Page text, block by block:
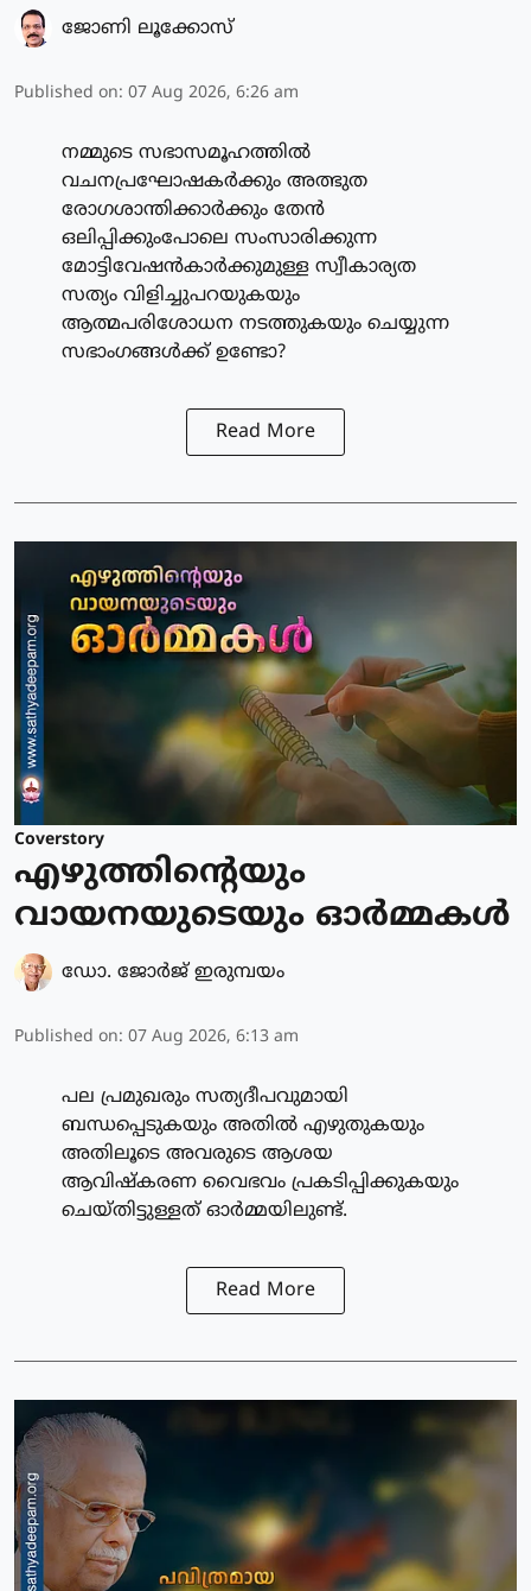
ജോണി ലൂക്കോസ്
Published on: 07 Aug 2026, 6:26 am
നമ്മുടെ സഭാസമൂഹത്തിൽ
വചനപ്രഘോഷകർക്കും അത്ഭുത
രോഗശാന്തിക്കാർക്കും തേൻ
ഒലിപ്പിക്കുംപോലെ സംസാരിക്കുന്ന
മോട്ടിവേഷൻകാർക്കുമുള്ള സ്വീകാര്യത
സത്യം വിളിച്ചുപറയുകയും
ആത്മപരിശോധന നടത്തുകയും ചെയ്യുന്ന
സഭാംഗങ്ങൾക്ക് ഉണ്ടോ?
Read More
Coverstory
എഴുത്തിന്റെയും
വായനയുടെയും ഓർമ്മകൾ
ഡോ. ജോര്‍ജ് ഇരുമ്പയം
Published on: 07 Aug 2026, 6:13 am
പല പ്രമുഖരും സത്യദീപവുമായി
ബന്ധപ്പെടുകയും അതിൽ എഴുതുകയും
അതിലൂടെ അവരുടെ ആശയ
ആവിഷ്കരണ വൈഭവം പ്രകടിപ്പിക്കുകയും
ചെയ്തിട്ടുള്ളത് ഓർമ്മയിലുണ്ട്.
Read More